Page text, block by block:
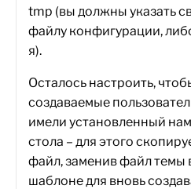
tmp (вы должны указать
файлу конфигурации,
я).
Осталось настроить,
создаваемые
имели установленный
стола – для этого
файл, заменив файл темы
шаблоне для вновь